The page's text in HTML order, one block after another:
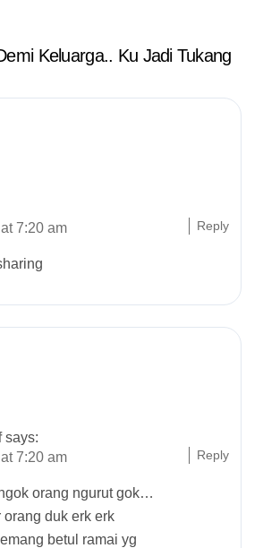
Keluarga.. Ku Jadi Tukang
7:20 am
Reply
says:
7:20 am
orang ngurut gok…
duk erk erk
betul ramai yg
Reply